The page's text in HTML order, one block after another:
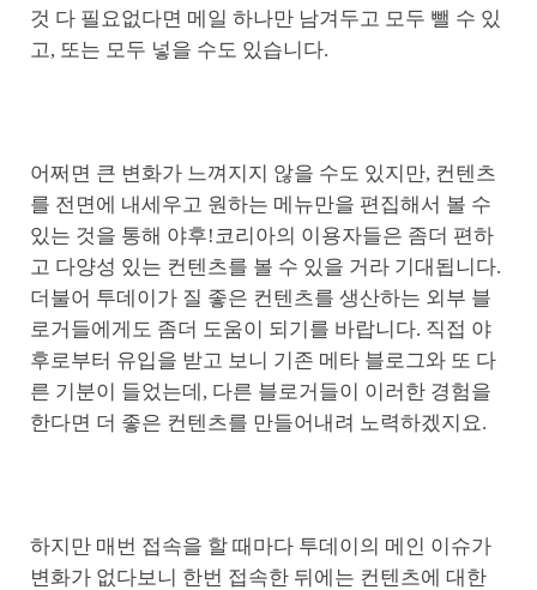
것 다 필요없다면 메일 하나만 남겨두고 모두 뺄 수 있
고, 또는 모두 넣을 수도 있습니다.
어쩌면 큰 변화가 느껴지지 않을 수도 있지만, 컨텐츠
를 전면에 내세우고 원하는 메뉴만을 편집해서 볼 수
있는 것을 통해 야후!코리아의 이용자들은 좀더 편하
고 다양성 있는 컨텐츠를 볼 수 있을 거라 기대됩니다.
더불어 투데이가 질 좋은 컨텐츠를 생산하는 외부 블
로거들에게도 좀더 도움이 되기를 바랍니다. 직접 야
후로부터 유입을 받고 보니 기존 메타 블로그와 또 다
른 기분이 들었는데, 다른 블로거들이 이러한 경험을
한다면 더 좋은 컨텐츠를 만들어내려 노력하겠지요.
하지만 매번 접속을 할 때마다 투데이의 메인 이슈가
변화가 없다보니 한번 접속한 뒤에는 컨텐츠에 대한